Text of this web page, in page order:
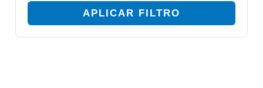
APLICAR FILTRO